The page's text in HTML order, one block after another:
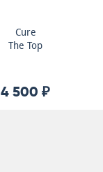
Cure
The Top
4 500 ₽